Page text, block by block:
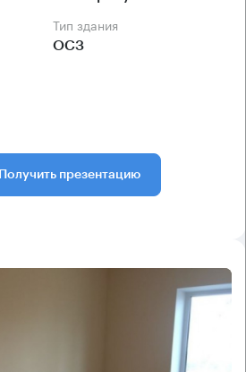
Тип здания
ОСЗ
Получить презентацию